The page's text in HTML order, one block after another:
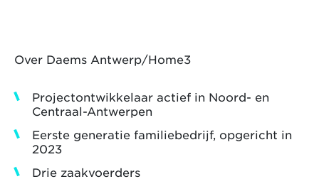
Over Daems Antwerp/Home3
Projectontwikkelaar actief in Noord- en
Centraal-Antwerpen
Eerste generatie familiebedrijf, opgericht in
2023
Drie zaakvoerders